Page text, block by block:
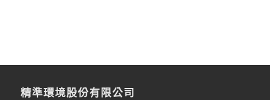
精準環境股份有限公司